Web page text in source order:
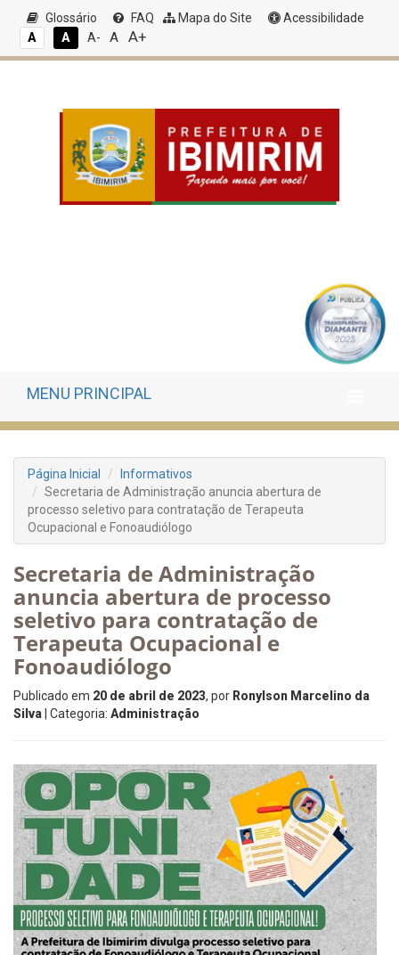
Glossário FAQ Mapa do Site
Acessibilidade
A
A A- A A+
MENU PRINCIPAL
Página Inicial
Informativos
Secretaria de Administração anuncia abertura de
processo seletivo para contratação de Terapeuta
Ocupacional e Fonoaudiólogo
Secretaria de Administração
anuncia abertura de processo
seletivo para contratação de
Terapeuta Ocupacional e
Fonoaudiólogo
Publicado em 20 de abril de 2023, por Ronylson Marcelino da
Silva | Categoria: Administração